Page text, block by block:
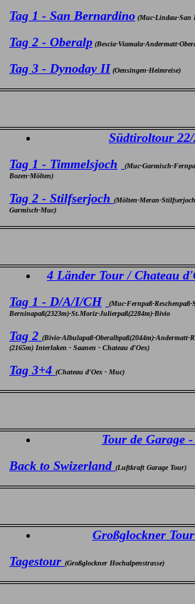
Tag 1 - San Bernardino (Muc-Lindau-San
Tag 2 - Oberalp (Bescia-Viamala-Andermatt-
Tag 3 - Dynoday II (Oensingen-Heimreise)
Südtiroltour 22/
Tag 1 - Timmelsjoch
(Muc-Garmisch-
Bozen-Mölten)
Tag 2 - Stilfserjoch (Mölten-Meran-
Garmisch-Muc)
4 Länder Tour / Chateau
Tag 1 - D/A/I/CH
(Muc-Fernpaß-
Berninapaß(2323m)-St.Moriz-Julierpaß(2284m)-Bivio
Tag 2 (Bivio-Albulapaß-Oberalbpaß(2044m)-Andermatt-
(2165m) Interlaken - Saanen - Chateau d'Oex)
Tag 3+4 (Chateau d'Oex - Muc)
Tour de Garage
Back to Swizerland (Luftkraft Garage Tour)
Großglockner
Tagestour (Großglockner Hochalpenstrasse)